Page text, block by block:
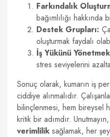
Farkındalık
bağımlılığı hakkında
Destek Grupları:
oluşturmak faydalı
İş Yükünü
stres seviyelerini
Sonuç olarak, kumarın iş
ciddiye alınmalıdır.
bilinçlenmesi, hem bireysel
kritik bir adımdır.
verimlilik sağlamak, her